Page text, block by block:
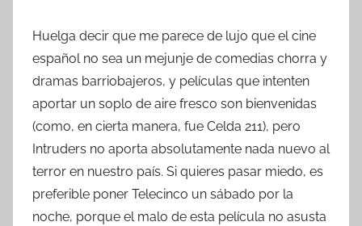
Huelga decir que me parece de lujo que el cine
español no sea un mejunje de comedias chorra y
dramas barriobajeros, y películas que intenten
aportar un soplo de aire fresco son bienvenidas
(como, en cierta manera, fue Celda 211), pero
Intruders no aporta absolutamente nada nuevo al
terror en nuestro país. Si quieres pasar miedo, es
preferible poner Telecinco un sábado por la
noche, porque el malo de esta película no asusta